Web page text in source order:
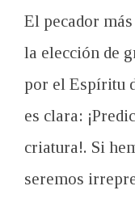
El pecador
la elección de
por el Espíritu
es clara:
criatura!. Si
seremos